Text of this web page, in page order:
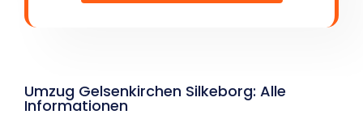
Umzug Gelsenkirchen Silkeborg: Alle
Informationen